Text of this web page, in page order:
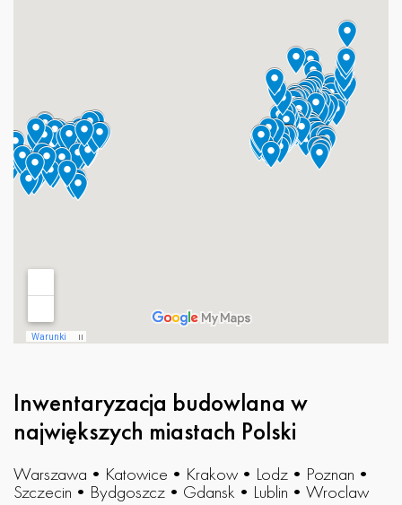
Inwentaryzacja budowlana w
największych miastach Polski
Warszawa • Katowice • Krakow • Lodz • Poznan •
Szczecin • Bydgoszcz • Gdansk • Lublin • Wroclaw